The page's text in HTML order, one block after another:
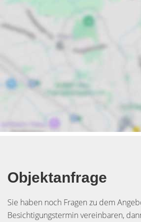
Objektanfrage
Sie haben noch Fragen zu dem
Besichtigungstermin vereinbaren,